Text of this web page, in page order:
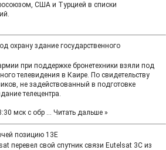
США и Турцией в списки
охрану здание государственного
при поддержке бронетехники взяли под
телевидения в Каире. По свидетельству
не задействованный в подготовке
телецентра.
мск с обр ... Читать дальше »
позицию 13E
перевел свой спутник связи Eutelsat 3C из